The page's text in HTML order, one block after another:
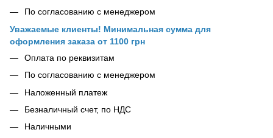
По согласованию с менеджером
Уважаемые клиенты! Минимальная сумма для
оформления заказа от 1100 грн
Оплата по реквизитам
По согласованию с менеджером
Наложенный платеж
Безналичный счет, по НДС
Наличными